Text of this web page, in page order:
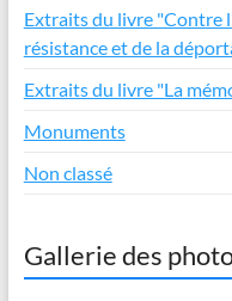
Extraits du livre "Contre
résistance et de la
Extraits du livre "La
Monuments
Non classé
Gallerie des